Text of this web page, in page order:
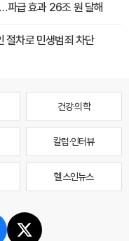
파급 효과 26조 원 달해
절차로 민생범죄 차단
건강·의학
칼럼·인터뷰
헬스인뉴스